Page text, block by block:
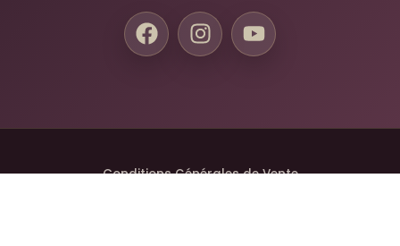
Conditions Générales de Vente